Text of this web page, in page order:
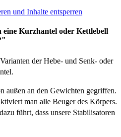
und Inhalte entsperren
Kurzhantel oder Kettlebell
der Hebe- und Senk- oder
außen an den Gewichten gegriffen.
man alle Beuger des Körpers.
führt, dass unsere Stabilisatoren